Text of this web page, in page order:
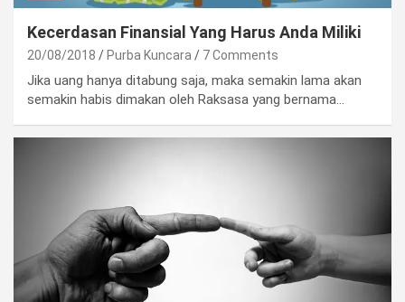
Kecerdasan Finansial Yang Harus Anda Miliki
20/08/2018 Purba Kuncara 7 Comments
Jika uang hanya ditabung saja, maka semakin lama akan
semakin habis dimakan oleh Raksasa yang bernama…